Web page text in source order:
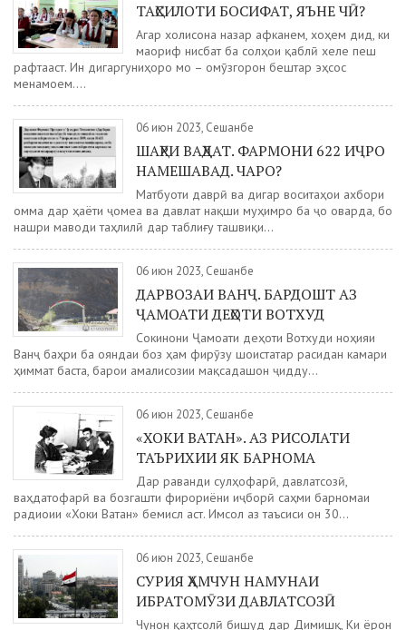
ТАҲСИЛОТИ БОСИФАТ, ЯЪНЕ ЧӢ?
Агар холисона назар афканем, хоҳем дид, ки
маориф нисбат ба солҳои қаблӣ хеле пеш
рафтааст. Ин дигаргуниҳоро мо – омӯзгорон бештар эҳсос
менамоем....
06 июн 2023, Сешанбе
ШАҲРИ ВАҲДАТ. ФАРМОНИ 622 ИҶРО
НАМЕШАВАД. ЧАРО?
Матбуоти даврӣ ва дигар воситаҳои ахбори
омма дар ҳаёти ҷомеа ва давлат нақши муҳимро ба ҷо оварда, бо
нашри маводи таҳлилӣ дар таблиғу ташвиқи...
06 июн 2023, Сешанбе
ДАРВОЗАИ ВАНҶ. БАРДОШТ АЗ
ҶАМОАТИ ДЕҲОТИ ВОТХУД
Сокинони Ҷамоати деҳоти Вотхуди ноҳияи
Ванҷ баҳри ба ояндаи боз ҳам фирӯзу шоистатар расидан камари
ҳиммат баста, барои амалисозии мақсадашон ҷидду...
06 июн 2023, Сешанбе
«ХОКИ ВАТАН». АЗ РИСОЛАТИ
ТАЪРИХИИ ЯК БАРНОМА
Дар раванди сулҳофарӣ, давлатсозӣ,
ваҳдатофарӣ ва бозгашти фирориёни иҷборӣ саҳми барномаи
радиоии «Хоки Ватан» бемисл аст. Имсол аз таъсиси он 30...
06 июн 2023, Сешанбе
СУРИЯ ҲАМЧУН НАМУНАИ
ИБРАТОМӮЗИ ДАВЛАТСОЗӢ
Чунон қаҳтсолӣ бишуд дар Димишқ, Ки ёрон